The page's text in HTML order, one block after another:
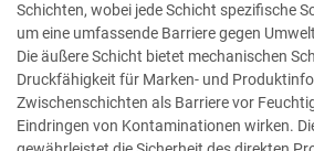
Schichten, wobei jede Schicht spezifische
um eine umfassende Barriere gegen
Die äußere Schicht bietet mechanischen
Druckfähigkeit für Marken- und
Zwischenschichten als Barriere vor
Eindringen von Kontaminationen wirken.